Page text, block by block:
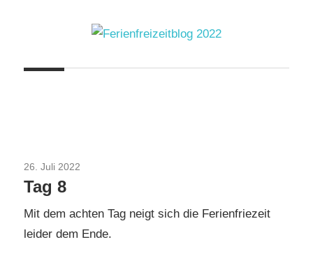
Ferienfreizeitblog
26. Juli 2022
Tag 8
Mit dem achten Tag neigt sich die Ferienfriezeit
leider dem Ende.